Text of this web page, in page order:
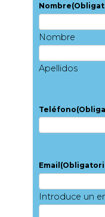
Nombre
Nombre
Apellidos
Teléfono
Email
Introduce un